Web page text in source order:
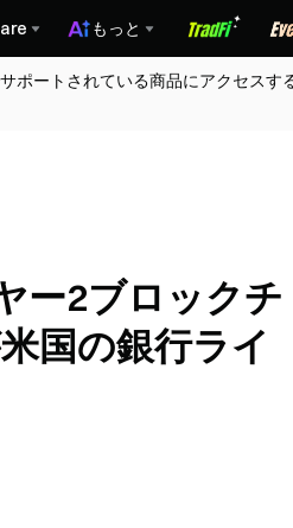
もっと
ポートされている商品にアクセスす
ー2ブロックチ
国の銀行ライ